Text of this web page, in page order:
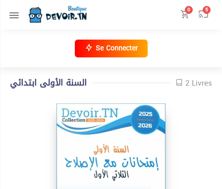
0 5
Se Connecter
السنة الأولى ابتدائي 2 Livres